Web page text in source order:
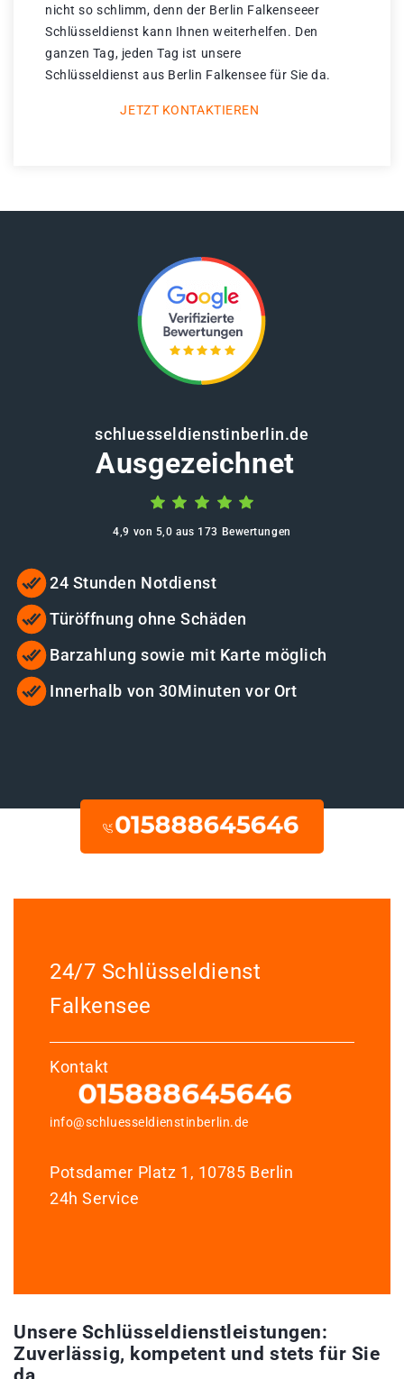
nicht so schlimm, denn der Berlin Falkenseeer
Schlüsseldienst kann Ihnen weiterhelfen. Den
ganzen Tag, jeden Tag ist unsere
Schlüsseldienst aus Berlin Falkensee für Sie da.
JETZT KONTAKTIEREN
schluesseldienstinberlin.de
Ausgezeichnet
4,9 von 5,0 aus 173 Bewertungen
24 Stunden Notdienst
Türöffnung ohne Schäden
Barzahlung sowie mit Karte möglich
Innerhalb von 30Minuten vor Ort
24/7 Schlüsseldienst
Falkensee
Kontakt
info@schluesseldienstinberlin.de
Potsdamer Platz 1, 10785 Berlin
24h Service
Unsere Schlüsseldienstleistungen:
Zuverlässig, kompetent und stets für Sie